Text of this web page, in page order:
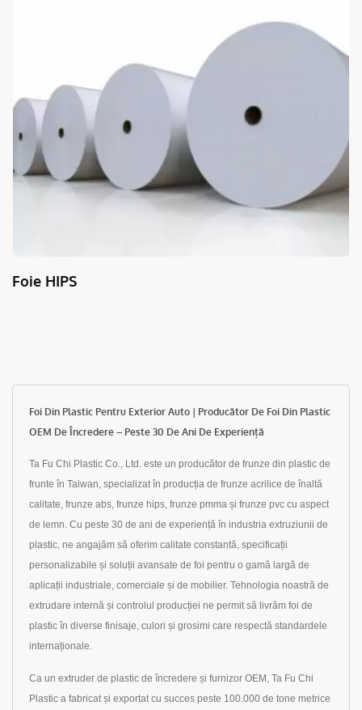
Foie HIPS
Foi Din Plastic Pentru Exterior Auto | Producător De Foi Din Plastic
OEM De Încredere – Peste 30 De Ani De Experiență
Ta Fu Chi Plastic Co., Ltd. este un producător de frunze din plastic de
frunte în Taiwan, specializat în producția de frunze acrilice de înaltă
calitate, frunze abs, frunze hips, frunze pmma și frunze pvc cu aspect
de lemn. Cu peste 30 de ani de experiență în industria extruziunii de
plastic, ne angajăm să oferim calitate constantă, specificații
personalizabile și soluții avansate de foi pentru o gamă largă de
aplicații industriale, comerciale și de mobilier. Tehnologia noastră de
extrudare internă și controlul producției ne permit să livrăm foi de
plastic în diverse finisaje, culori și grosimi care respectă standardele
internaționale.
Ca un extruder de plastic de încredere și furnizor OEM, Ta Fu Chi
Plastic a fabricat și exportat cu succes peste 100.000 de tone metrice